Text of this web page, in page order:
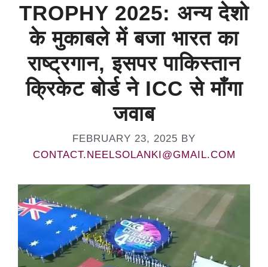
TROPHY 2025: अन्य देशो
के मुकाबले में बजा भारत का
राष्ट्रगान, इसपर पाकिस्तान
क्रिकेट बोर्ड ने ICC से माँगा
जवाब
FEBRUARY 23, 2025 BY
CONTACT.NEELSOLANKI@GMAIL.COM